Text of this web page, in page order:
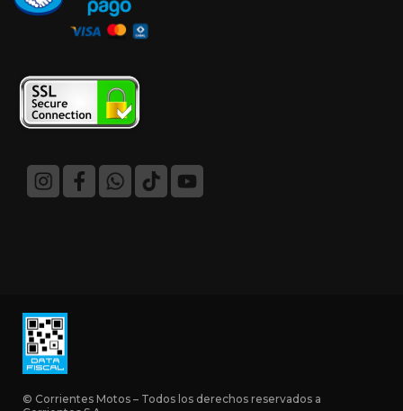
© Corrientes Motos – Todos los derechos reservados a